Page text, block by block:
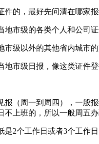
件的，最好先问清在哪家
地市级的各类个人和公司
市级以外的其他省内城市
地市级日报，像这类证件登
报（周一到周四），一般
不上班的，所以一般周五
是2个工作日或者3个工作